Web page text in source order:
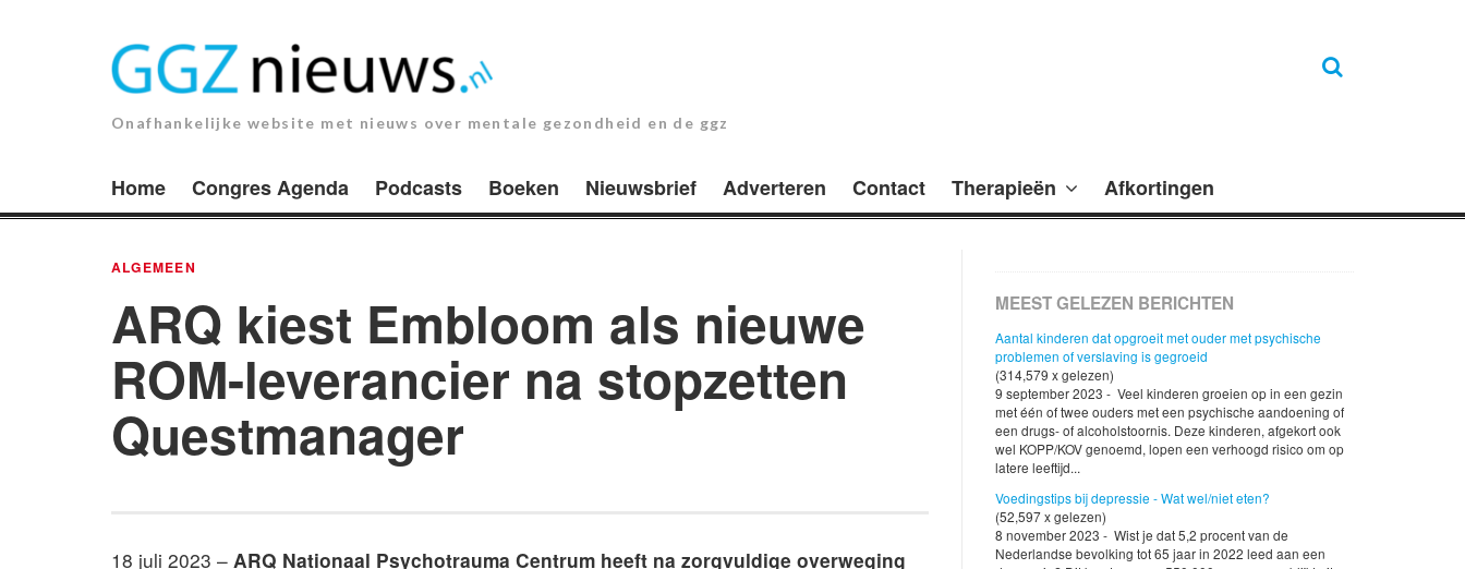
Onafhankelijke website met nieuws over mentale gezondheid en de ggz
Home Congres Agenda Podcasts Boeken Nieuwsbrief Adverteren Contact Therapieën Afkortingen
ALGEMEEN
ARQ kiest Embloom als nieuwe
ROM-leverancier na stopzetten
Questmanager
18 juli 2023 – ARQ Nationaal Psychotrauma Centrum heeft na zorgvuldige overweging
MEEST GELEZEN BERICHTEN
Aantal kinderen dat opgroeit met ouder met psychische
problemen of verslaving is gegroeid
(314,579 x gelezen)
9 september 2023 - Veel kinderen groeien op in een gezin
met één of twee ouders met een psychische aandoening of
een drugs- of alcoholstoornis. Deze kinderen, afgekort ook
wel KOPP/KOV genoemd, lopen een verhoogd risico om op
latere leeftijd...
Voedingstips bij depressie - Wat wel/niet eten?
(52,597 x gelezen)
8 november 2023 - Wist je dat 5,2 procent van de
Nederlandse bevolking tot 65 jaar in 2022 leed aan een